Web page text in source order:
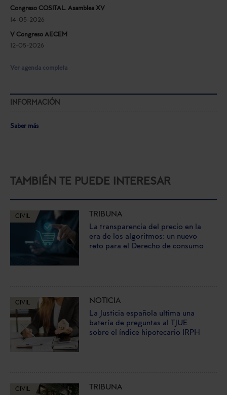
Congreso COSITAL. Asamblea XV
14-05-2026
V Congreso AECEM
12-05-2026
Ver agenda completa
INFORMACIÓN
Saber más
TAMBIÉN TE PUEDE INTERESAR
CIVIL
TRIBUNA
La transparencia del precio en la
era de los algoritmos: un nuevo
reto para el Derecho de consumo
CIVIL
NOTICIA
La Justicia española ultima una
batería de preguntas al TJUE
sobre el índice hipotecario IRPH
CIVIL
TRIBUNA